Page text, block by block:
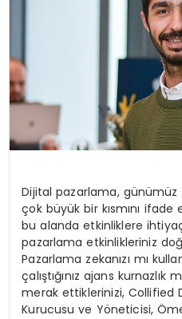
Dijital pazarlama,
çok büyük bir kısmını
bu alanda etkinliklere
pazarlama etkinlikleriniz
Pazarlama zekanızı mı
çalıştığınız ajans kurnazlık
merak ettiklerinizi, Collified
Kurucusu ve Yöneticisi,